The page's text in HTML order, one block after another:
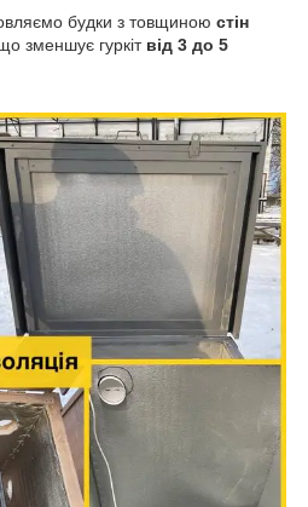
будки з товщиною стін
що зменшує гуркіт від 3 до 5